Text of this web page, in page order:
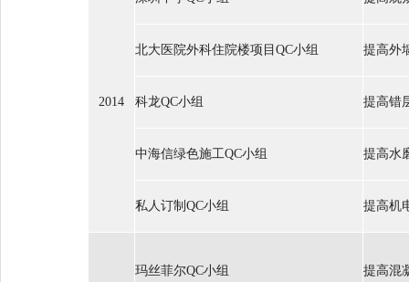
2014
北大医院外科住院楼项目QC小组 提高外
科龙QC小组 提高错
中海信绿色施工QC小组 提高水
私人订制QC小组 提高机
玛丝菲尔QC小组 提高混